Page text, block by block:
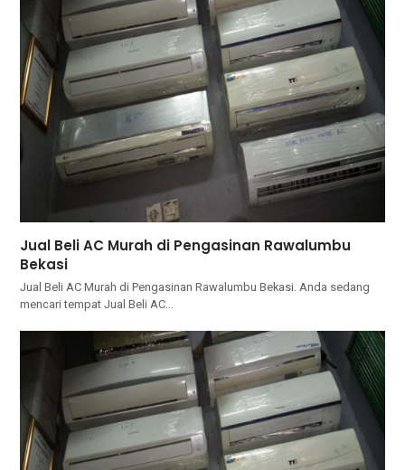
Jual Beli AC Murah di Pengasinan Rawalumbu
Bekasi
Jual Beli AC Murah di Pengasinan Rawalumbu Bekasi. Andа ѕеdаng
mencari tempat Jual Beli AC…